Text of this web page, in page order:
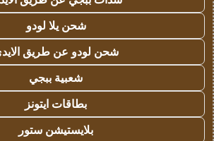
شحن يلا لودو
شحن لودو عن طريق
شعبية ببجي
بطاقات ايتونز
بلايستيشن ستور